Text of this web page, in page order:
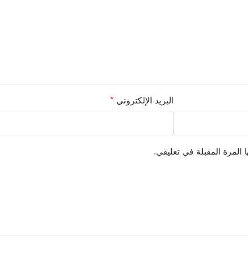
البريد الإلكتروني *
المرة المقبلة في تعليقي.